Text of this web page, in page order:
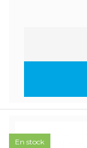
En stock